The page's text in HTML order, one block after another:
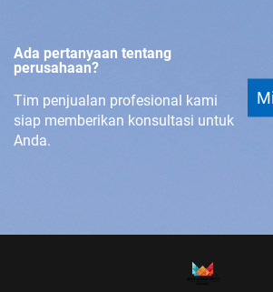
Ada pertanyaan tentang
perusahaan?
Tim penjualan profesional kami
siap memberikan konsultasi untuk
Anda.